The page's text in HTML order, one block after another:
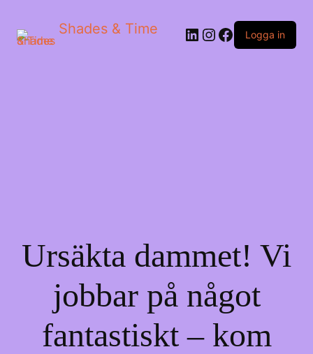
Shades & Time LinkedIn
Instagram
Facebook
Logga in
Ursäkta dammet! Vi
jobbar på något
fantastiskt – kom